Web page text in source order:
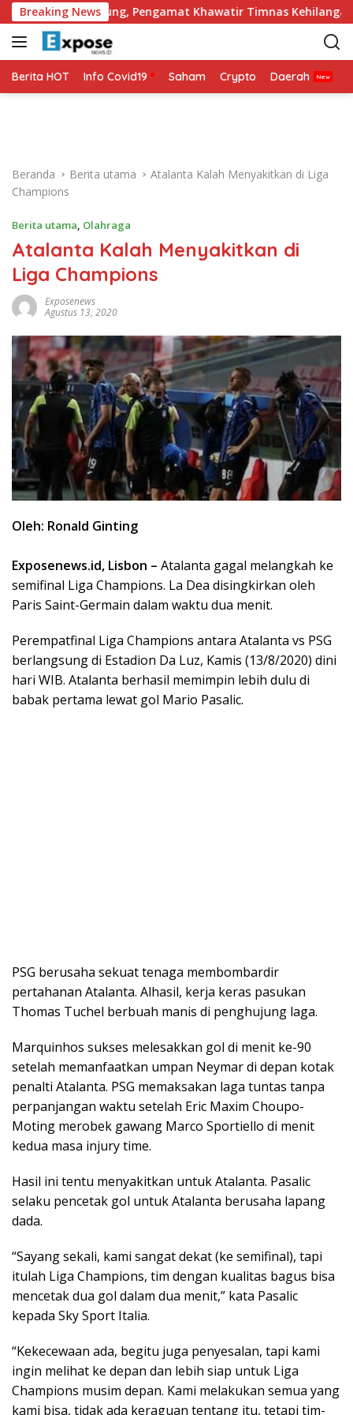
a
g
u
Breaking News
Punggung, Pengamat Khawatir Timnas Kehilangan Arah
Berita HOT Info Covid19 Saham Crypto Daerah
Beranda Berita utama
Atalanta Kalah Menyakitkan di Liga
Champions
Berita utama, Olahraga
Atalanta Kalah Menyakitkan di
Liga Champions
Exposenews
Agustus 13, 2020
Oleh: Ronald Ginting
Exposenews.id, Lisbon – Atalanta gagal melangkah ke
semifinal Liga Champions. La Dea disingkirkan oleh
Paris Saint-Germain dalam waktu dua menit.
Perempatfinal Liga Champions antara Atalanta vs PSG
berlangsung di Estadion Da Luz, Kamis (13/8/2020) dini
hari WIB. Atalanta berhasil memimpin lebih dulu di
babak pertama lewat gol Mario Pasalic.
PSG berusaha sekuat tenaga membombardir
pertahanan Atalanta. Alhasil, kerja keras pasukan
Thomas Tuchel berbuah manis di penghujung laga.
Marquinhos sukses melesakkan gol di menit ke-90
setelah memanfaatkan umpan Neymar di depan kotak
penalti Atalanta. PSG memaksakan laga tuntas tanpa
perpanjangan waktu setelah Eric Maxim Choupo-
Moting merobek gawang Marco Sportiello di menit
kedua masa injury time.
Hasil ini tentu menyakitkan untuk Atalanta. Pasalic
selaku pencetak gol untuk Atalanta berusaha lapang
dada.
“Sayang sekali, kami sangat dekat (ke semifinal), tapi
itulah Liga Champions, tim dengan kualitas bagus bisa
mencetak dua gol dalam dua menit,” kata Pasalic
kepada Sky Sport Italia.
“Kekecewaan ada, begitu juga penyesalan, tapi kami
ingin melihat ke depan dan lebih siap untuk Liga
Champions musim depan. Kami melakukan semua yang
kami bisa, tidak ada keraguan tentang itu, tetapi tim-